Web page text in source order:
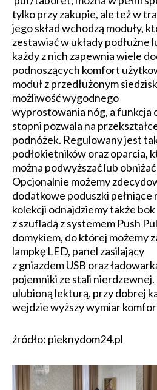
tylko przy zakupie, ale też w
jego skład wchodzą moduły,
zestawiać w układy podłużne
każdy z nich zapewnia wiele
podnoszących komfort
moduł z przedłużonym
możliwość wygodnego
wyprostowania nóg, a funkcja
stopni pozwala na
podnóżek. Regulowany jest
podłokietników oraz oparcia,
można podwyższać lub
Opcjonalnie możemy
dodatkowe poduszki pełniące
kolekcji odnajdziemy także bok
z szufladą z systemem Push
domykiem, do której możemy
lampkę LED, panel zasilający
z gniazdem USB oraz
pojemniki ze stali
ulubioną lekturą, przy dobrej
wejdzie wyższy wymiar
źródło: pieknydom24.pl